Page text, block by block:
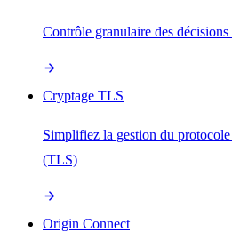
Contrôle granulaire des décisions
Cryptage TLS
Simplifiez la gestion du
(TLS)
Origin Connect